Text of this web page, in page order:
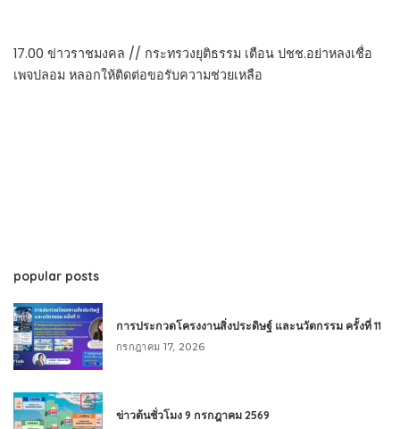
17.00 ข่าวราชมงคล // กระทรวงยุติธรรม เตือน ปชช.อย่าหลงเชื่อ
เพจปลอม หลอกให้ติดต่อขอรับความช่วยเหลือ
popular posts
การประกวดโครงงานสิ่งประดิษฐ์ และนวัตกรรม ครั้งที่ 11
กรกฎาคม 17, 2026
ข่าวต้นชั่วโมง 9 กรกฎาคม 2569